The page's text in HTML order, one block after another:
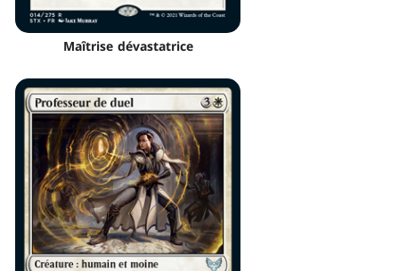
Maîtrise dévastatrice